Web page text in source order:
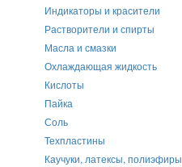
Индикаторы и красители
Растворители и спирты
Масла и смазки
Охлаждающая жидкость
Кислоты
Пайка
Соль
Техпластины
Каучуки, латексы, полиэфиры